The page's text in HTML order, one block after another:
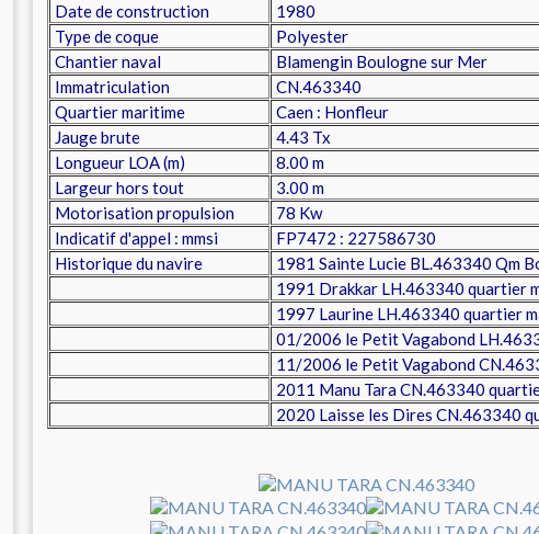
Date de construction
1980
Type de coque
Polyester
Chantier naval
Blamengin Boulogne sur Mer
Immatriculation
CN.463340
Quartier maritime
Caen : Honfleur
Jauge brute
4.43 Tx
Longueur LOA (m)
8.00 m
Largeur hors tout
3.00 m
Motorisation propulsion
78 Kw
Indicatif d'appel : mmsi
FP7472 : 227586730
Historique du navire
1981 Sainte Lucie BL.463340 Qm
1991 Drakkar LH.463340 quartier
1997 Laurine LH.463340 quartier
01/2006 le Petit Vagabond
11/2006 le Petit Vagabond
2011 Manu Tara CN.463340
2020 Laisse les Dires CN.463340